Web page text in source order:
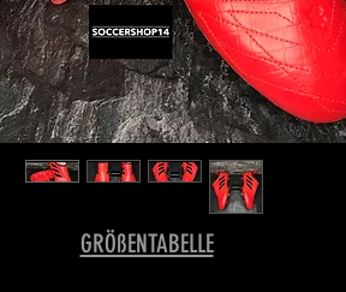
GRÖßENTABELLE